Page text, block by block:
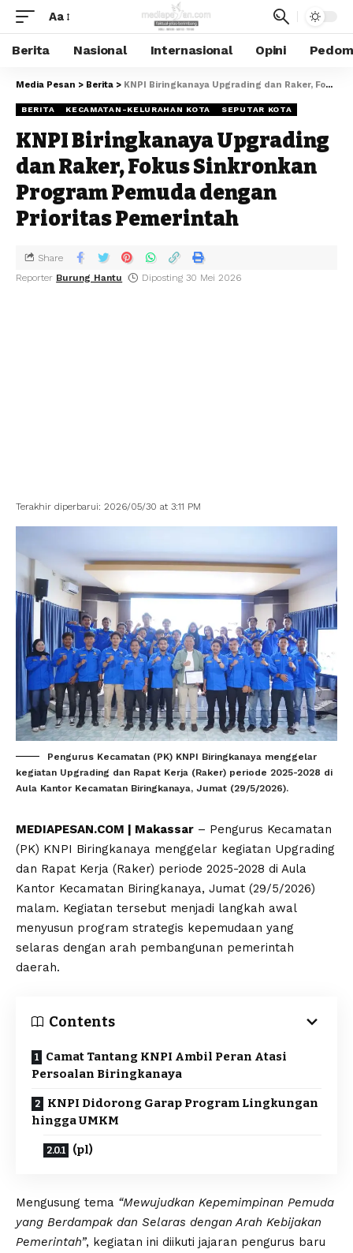
Aa
Berita Nasional Internasional Opini
Media Pesan > Berita > KNPI Biringkanaya Upgrading dan Raker, Fokus Sinkronkan Program Pemuda dengan Prioritas Pemerintah
BERITA KECAMATAN-KELURAHAN KOTA SEPUTAR KOTA
KNPI Biringkanaya Upgrading
dan Raker, Fokus Sinkronkan
Program Pemuda dengan
Prioritas Pemerintah
Terakhir diperbarui: 2026/05/30 at 3:11 PM
Reporter Burung Hantu Diposting 30 Mei 2026
Share
Pengurus Kecamatan (PK) KNPI Biringkanaya menggelar
kegiatan Upgrading dan Rapat Kerja (Raker) periode 2025-2028 di
Aula Kantor Kecamatan Biringkanaya, Jumat (29/5/2026).
MEDIAPESAN.COM | Makassar – Pengurus Kecamatan
(PK) KNPI Biringkanaya menggelar kegiatan Upgrading
dan Rapat Kerja (Raker) periode 2025-2028 di Aula
Kantor Kecamatan Biringkanaya, Jumat (29/5/2026)
malam. Kegiatan tersebut menjadi langkah awal
menyusun program strategis kepemudaan yang
selaras dengan arah pembangunan pemerintah
daerah.
Contents
Camat Tantang KNPI Ambil Peran Atasi
Persoalan Biringkanaya
KNPI Didorong Garap Program Lingkungan
hingga UMKM
(pl)
Mengusung tema “Mewujudkan Kepemimpinan Pemuda
yang Berdampak dan Selaras dengan Arah Kebijakan
Pemerintah”, kegiatan ini diikuti jajaran pengurus baru